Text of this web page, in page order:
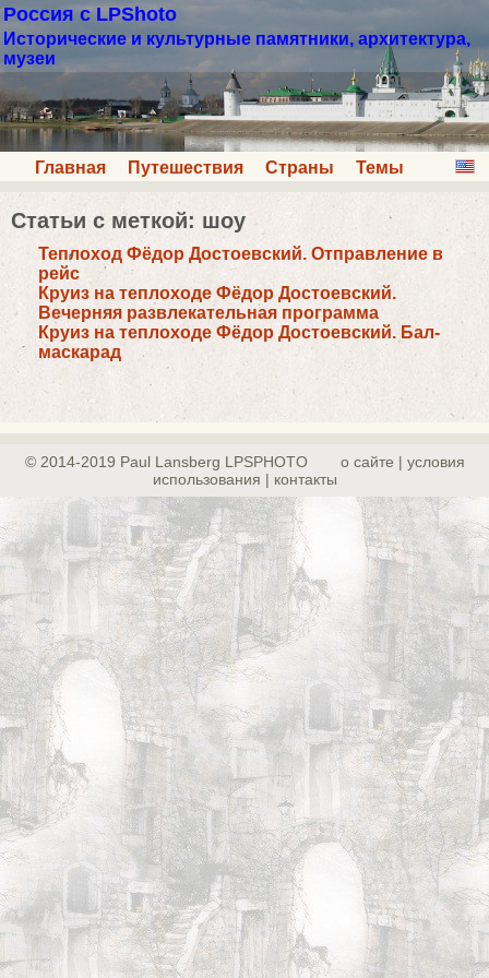
Россия с LPShoto
Исторические и культурные памятники, архитектура,
музеи
Главная Путешествия Страны Темы
Статьи с меткой: шоу
Теплоход Фёдор Достоевский. Отправление в
рейс
Круиз на теплоходе Фёдор Достоевский.
Вечерняя развлекательная программа
Круиз на теплоходе Фёдор Достоевский. Бал-
маскарад
© 2014-2019 Paul Lansberg LPSPHOTO
о сайте | yсловия
использования | контакты